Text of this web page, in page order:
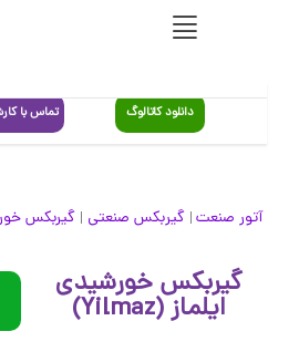
دانلود کاتالوگ تماس با کارشناسان
آتور صنعت|گیربکس صنعتی|گیربکس
گیربکس خورشیدی
ایلماز (Yilmaz)